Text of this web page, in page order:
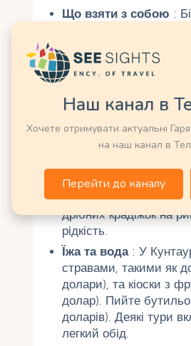
Що взяти з собою :
сонцезахисний крем,
воду та перекус.
дощовик стануть у
дощів.
Безпека : Тури
дотримуйтесь вказівок
на воді. Не годуйте
намагайтеся
шимпанзе. У Кунтаурі
дрібних крадіжок на
рідкість.
Їжа та вода: У
стравами, такими як
долари), та кіоски з
долар). Пийте
доларів). Деякі тури
легкий обід.
Наш канал в
Хочете отримувати актуальні
на наш канал в
Перейти до каналу